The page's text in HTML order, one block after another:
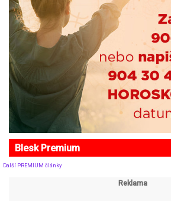
Blesk Premium
Další PREMIUM články